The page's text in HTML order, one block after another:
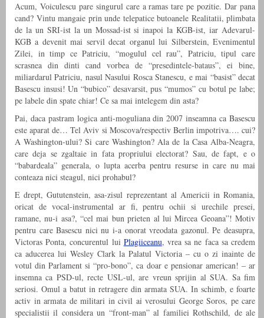
Acum, Voiculescu pare singurul care a ramas tare pe pozitie. Dar pana
cand? Vintu mangaie prin unde telepatice butoanele Realitatii, plimbata
de la un SRI-ist la un Mossad-ist si inapoi la KGB-ist, iar Adevarul-
KGB a devenit mai servil decat organul lui Silberstein, Evenimentul
Zilei, in timp ce Patriciu, “mogulul cel rau”, Patriciu, tipul care
scrasnea din dinti cand vorbea de “presedintele-bataus”, ei bine,
miliardarul Patriciu, nasul Nasului Rosca Stanescu, e mai “basist” decat
Basescu insusi! Un “bubico” desavarsit, pus “mumos” cu botul pe labe;
pe labele din spate chiar! Ce sa mai intelegem din asta?
Pai, daca pastram logica anti-moguliana din 2007 inseamna ca Basescu
este aparat de… Tel Aviv si Moscova/respectiv Berlin impotriva…. cui?
A Washington-ului? Si care Washington? Ala de la Casa Alba-Neagra,
care deja se zgaltaie in fata propriului electorat? Sau, de fapt, e o
“babardeala” generala, o lupta acerba pentru resurse in care nu mai
conteaza nici steagul, nici prohabul?
E drept, Gututenstein, asa-zisul reprezentant al Americii in Romania,
oricat de vocal-instrumental ar fi, pentru ochii si urechile presei,
ramane, nu-i asa?, “cel mai bun prieten al lui Mircea Geoana”! Motiv
pentru care Basescu nici nu i-a onorat vreodata gazonul. Pe deasupra,
Victoras Ponta, concurentul lui Plagiiceanu, vrea sa ne faca sa credem
ca aducerea lui Wesley Clark la Palatul Victoria – cu o zi inainte de
votul din Parlament si “pro-bono”, ca doar e pensionar american! – ar
insemna ca PSD-ul, recte USL-ul, are vreun sprijin al SUA. Sa fim
seriosi. Omul a batut in retragere din armata SUA. In schimb, e foarte
activ in armata de militari in civil ai verosului George Soros, pe care
specialistii il considera un “front-man” al familiei Rothschild, de ale